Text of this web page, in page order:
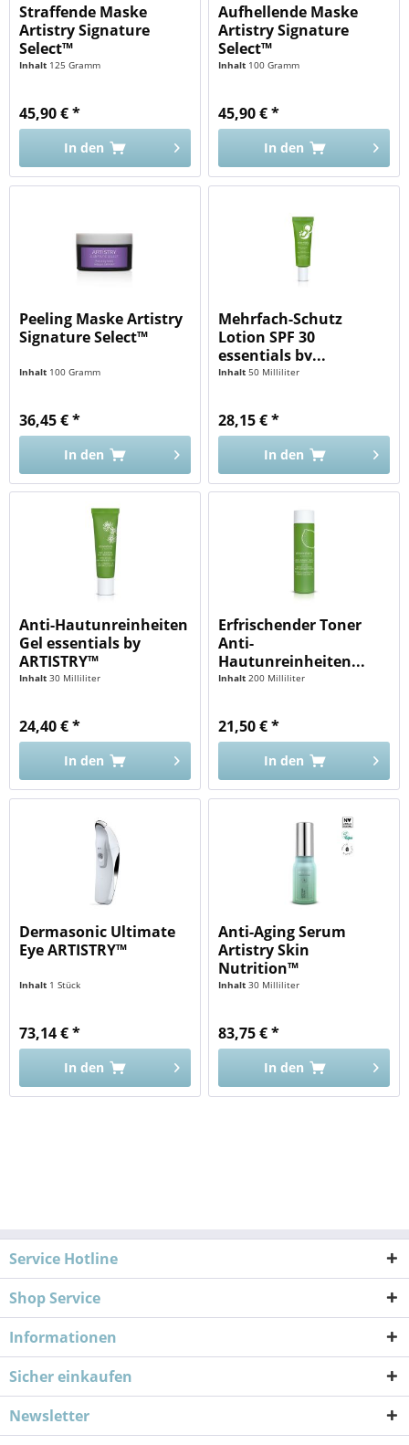
Straffende Maske
Artistry Signature
Select™
Inhalt 125 Gramm
45,90 € *
In den
Aufhellende Maske
Artistry Signature
Select™
Inhalt 100 Gramm
45,90 € *
In den
Peeling Maske Artistry
Signature Select™
Inhalt 100 Gramm
36,45 € *
In den
Mehrfach-Schutz
Lotion SPF 30
essentials by...
Inhalt 50 Milliliter
28,15 € *
In den
Anti-Hautunreinheiten
Gel essentials by
ARTISTRY™
Inhalt30 Milliliter
24,40 € *
In den
Erfrischender Toner
Anti-
Hautunreinheiten...
Inhalt200 Milliliter
21,50 € *
In den
Dermasonic Ultimate
Eye ARTISTRY™
Inhalt 1 Stück
73,14 € *
In den
Anti-Aging Serum
Artistry Skin
Nutrition™
Inhalt30 Milliliter
83,75 € *
In den
Service Hotline
Shop Service
Informationen
Sicher einkaufen
Newsletter